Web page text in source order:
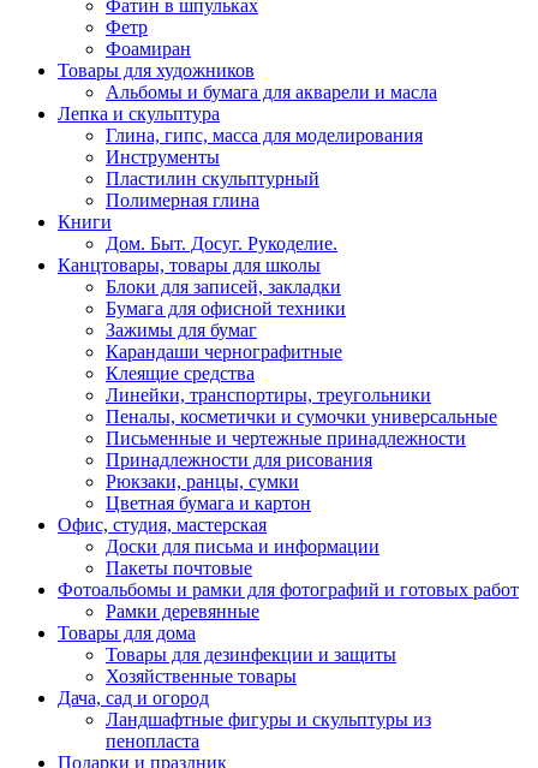
Фатин в шпульках
Фетр
Фоамиран
Товары для художников
Альбомы и бумага для акварели и масла
Лепка и скульптура
Глина, гипс, масса для моделирования
Инструменты
Пластилин скульптурный
Полимерная глина
Книги
Дом. Быт. Досуг. Рукоделие.
Канцтовары, товары для школы
Блоки для записей, закладки
Бумага для офисной техники
Зажимы для бумаг
Карандаши чернографитные
Клеящие средства
Линейки, транспортиры, треугольники
Пеналы, косметички и сумочки универсальные
Письменные и чертежные принадлежности
Принадлежности для рисования
Рюкзаки, ранцы, сумки
Цветная бумага и картон
Офис, студия, мастерская
Доски для письма и информации
Пакеты почтовые
Фотоальбомы и рамки для фотографий и готовых работ
Рамки деревянные
Товары для дома
Товары для дезинфекции и защиты
Хозяйственные товары
Дача, сад и огород
Ландшафтные фигуры и скульптуры из
пенопласта
Подарки и праздник